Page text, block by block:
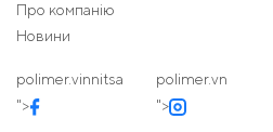
Про компанію
Новини
polimer.vinnitsa
">
polimer.vn
">